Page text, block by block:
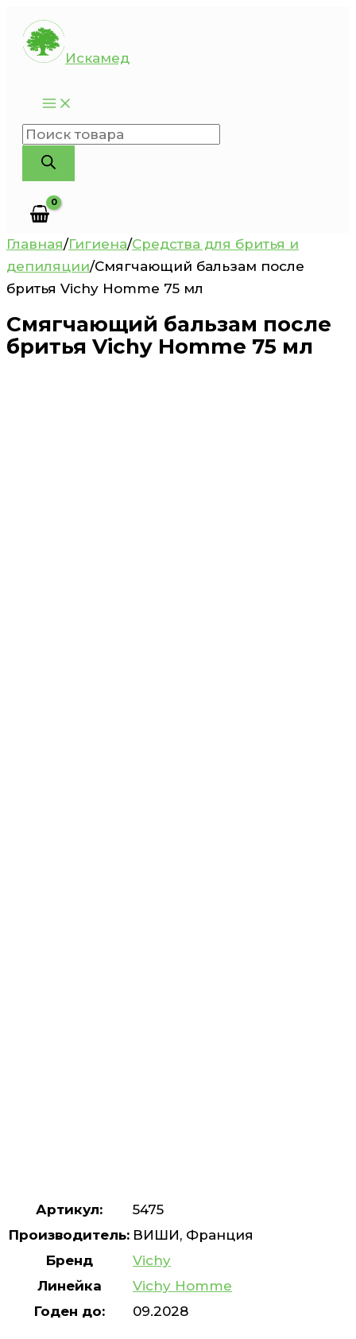
Перейти
содержимому
Искамед
Поиск
товаров
Главная/Гигиена/Средства для бритья и
депиляции/Смягчающий бальзам после
бритья Vichy Homme 75 мл
Смягчающий бальзам после
бритья Vichy Homme 75 мл
Артикул:
5475
Производитель: ВИШИ, Франция
Бренд
Vichy
Линейка
Vichy Homme
Годен до:
09.2028